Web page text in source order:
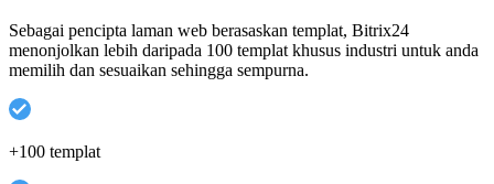
Sebagai pencipta laman web berasaskan templat, Bitrix24
menonjolkan lebih daripada 100 templat khusus industri untuk anda
memilih dan sesuaikan sehingga sempurna.
+100 templat